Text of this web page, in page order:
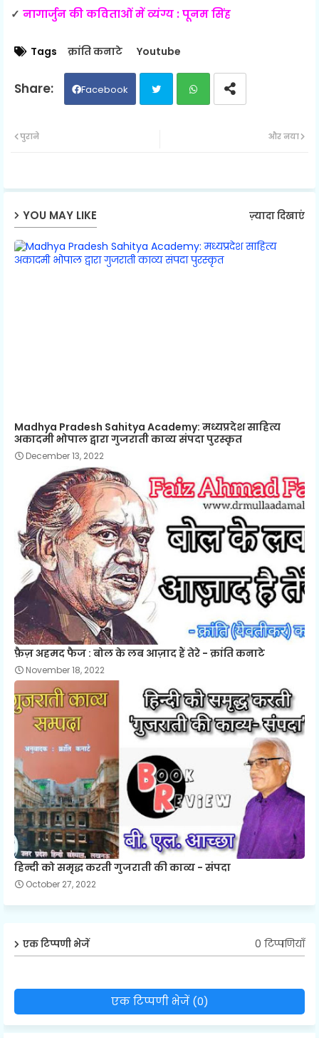
✓ नागार्जुन की कविताओं में व्यंग्य : पूनम सिंह
Tags क्रांति कनाटे Youtube
Facebook
ap
और नया
पुराने
YOU MAY LIKE ज़्यादा दिखाएं
Madhya Pradesh Sahitya Academy: मध्यप्रदेश साहित्य
अकादमी भोपाल द्वारा गुजराती काव्य संपदा पुरस्कृत
December 13, 2022
फ़ैज़ अहमद फैज : बोल के लब आज़ाद हैं तेरे - क्रांति कनाटे
November 18, 2022
हिन्दी को समृद्ध करती गुजराती की काव्य - संपदा
October 27, 2022
एक टिप्पणी भेजें 0 टिप्पणियाँ
एक टिप्पणी भेजें (0)